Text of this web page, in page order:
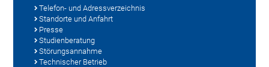
Telefon- und Adressverzeichnis
Standorte und Anfahrt
Presse
Studienberatung
Störungsannahme
Technischer Betrieb